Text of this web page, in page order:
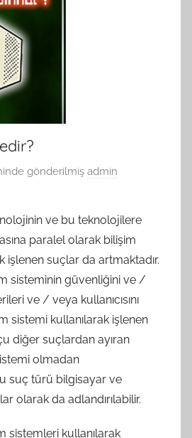
gönderilmiş admin
ve bu teknolojilere
paralel olarak bilişim
işlenen suçlar da artmaktadır.
sisteminin güvenliğini ve /
ve / veya kullanıcısını
sistemi kullanılarak işlenen
diğer suçlardan ayıran
olmadan
suç türü bilgisayar ve
olarak da adlandırılabilir.
sistemleri kullanılarak